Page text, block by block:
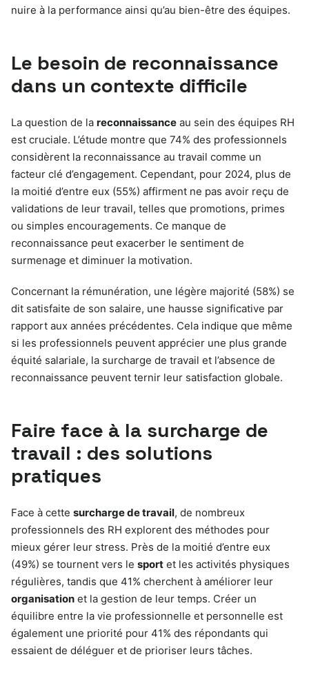
nuire à la performance ainsi qu’au bien-être des équipes.
Le besoin de reconnaissance
dans un contexte difficile
La question de la reconnaissance au sein des équipes RH
est cruciale. L’étude montre que 74% des professionnels
considèrent la reconnaissance au travail comme un
facteur clé d’engagement. Cependant, pour 2024, plus de
la moitié d’entre eux (55%) affirment ne pas avoir reçu de
validations de leur travail, telles que promotions, primes
ou simples encouragements. Ce manque de
reconnaissance peut exacerber le sentiment de
surmenage et diminuer la motivation.
Concernant la rémunération, une légère majorité (58%) se
dit satisfaite de son salaire, une hausse significative par
rapport aux années précédentes. Cela indique que même
si les professionnels peuvent apprécier une plus grande
équité salariale, la surcharge de travail et l’absence de
reconnaissance peuvent ternir leur satisfaction globale.
Faire face à la surcharge de
travail : des solutions
pratiques
Face à cette surcharge de travail, de nombreux
professionnels des RH explorent des méthodes pour
mieux gérer leur stress. Près de la moitié d’entre eux
(49%) se tournent vers le sport et les activités physiques
régulières, tandis que 41% cherchent à améliorer leur
organisation et la gestion de leur temps. Créer un
équilibre entre la vie professionnelle et personnelle est
également une priorité pour 41% des répondants qui
essaient de déléguer et de prioriser leurs tâches.